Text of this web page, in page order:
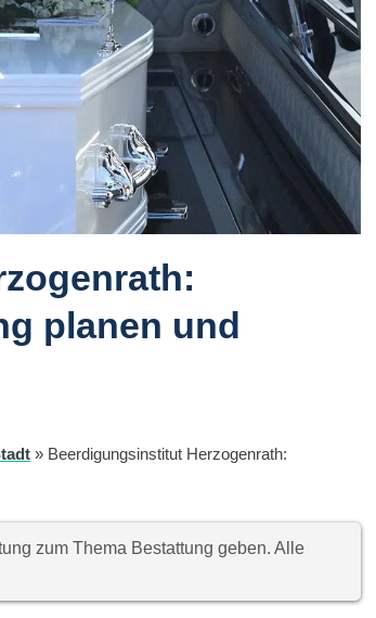
planen und
» Beerdigungsinstitut Herzogenrath:
zum Thema Bestattung geben. Alle